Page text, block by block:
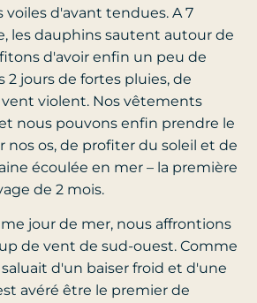
d'avant tendues. A 7
les dauphins sautent autour de
d'avoir enfin un peu de
2 jours de fortes pluies, de
violent. Nos vêtements
nous pouvons enfin prendre le
nos os, de profiter du soleil et de
écoulée en mer – la première
de 2 mois.
jour de mer, nous affrontions
de vent de sud-ouest. Comme
d'un baiser froid et d'une
avéré être le premier de